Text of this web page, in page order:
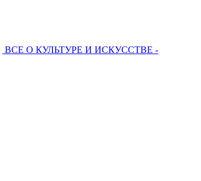
ВСЕ О КУЛЬТУРЕ И ИСКУССТВЕ -